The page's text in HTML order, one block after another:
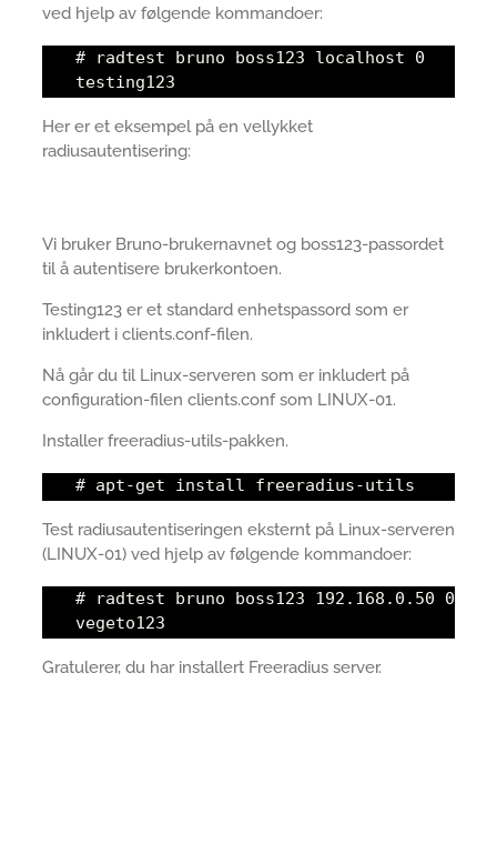
ved hjelp av følgende kommandoer:
# radtest bruno boss123 localhost 0
testing123
Her er et eksempel på en vellykket
radiusautentisering:
Vi bruker Bruno-brukernavnet og boss123-passordet
til å autentisere brukerkontoen.
Testing123 er et standard enhetspassord som er
inkludert i clients.conf-filen.
Nå går du til Linux-serveren som er inkludert på
configuration-filen clients.conf som LINUX-01.
Installer freeradius-utils-pakken.
# apt-get install freeradius-utils
Test radiusautentiseringen eksternt på Linux-serveren
(LINUX-01) ved hjelp av følgende kommandoer:
# radtest bruno boss123 192.168.0.50 0
vegeto123
Gratulerer, du har installert Freeradius server.